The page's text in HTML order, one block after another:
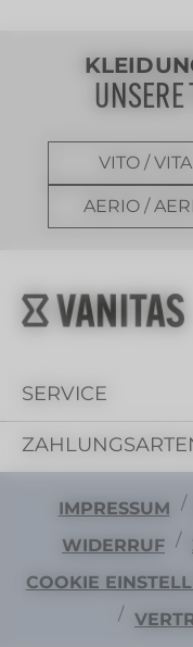
VITO / VITA
AERIO /
SERVICE
IMPRESSUM /
WIDERRUF /
COOKIE
/